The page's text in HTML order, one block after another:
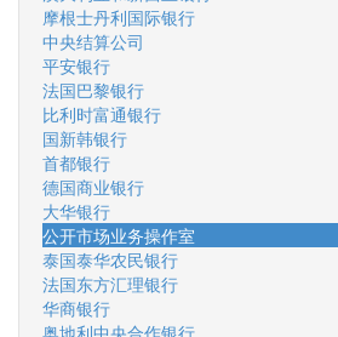
摩根士丹利国际银行
中央结算公司
平安银行
法国巴黎银行
比利时富通银行
国新韩银行
首都银行
德国商业银行
大华银行
公开市场业务操作室
泰国泰华农民银行
法国东方汇理银行
华商银行
奥地利中央合作银行